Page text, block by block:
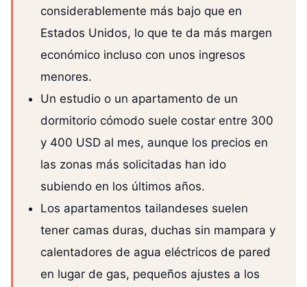
considerablemente más bajo que en
Estados Unidos, lo que te da más margen
económico incluso con unos ingresos
menores.
Un estudio o un apartamento de un
dormitorio cómodo suele costar entre 300
y 400 USD al mes, aunque los precios en
las zonas más solicitadas han ido
subiendo en los últimos años.
Los apartamentos tailandeses suelen
tener camas duras, duchas sin mampara y
calentadores de agua eléctricos de pared
en lugar de gas, pequeños ajustes a los